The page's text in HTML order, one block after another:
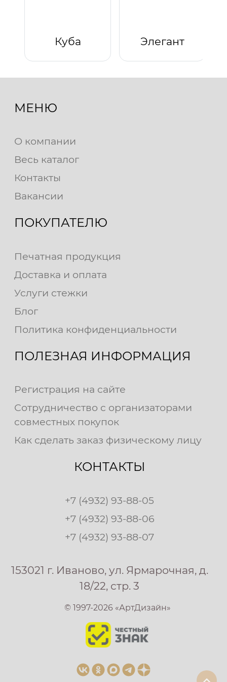
Куба Элегант
МЕНЮ
О компании
Весь каталог
Контакты
Вакансии
ПОКУПАТЕЛЮ
Печатная продукция
Доставка и оплата
Услуги стежки
Блог
Политика конфиденциальности
ПОЛЕЗНАЯ ИНФОРМАЦИЯ
Регистрация на сайте
Сотрудничество с организаторами
совместных покупок
Как сделать заказ физическому лицу
КОНТАКТЫ
+7 (4932) 93-88-05
+7 (4932) 93-88-06
+7 (4932) 93-88-07
153021 г. Иваново, ул. Ярмарочная, д.
18/22, стр. 3
© 1997-2026 «АртДизайн»